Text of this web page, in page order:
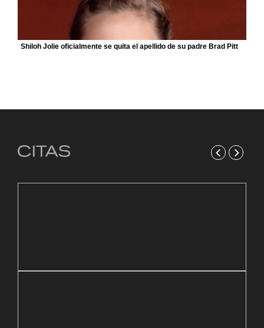
Shiloh Jolie oficialmente se quita el apellido de su padre Brad Pitt